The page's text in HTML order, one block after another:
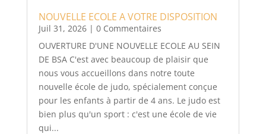
NOUVELLE ECOLE A VOTRE DISPOSITION
Juil 31, 2026| 0 Commentaires
OUVERTURE D'UNE NOUVELLE ECOLE AU SEIN
DE BSA C'est avec beaucoup de plaisir que
nous vous accueillons dans notre toute
nouvelle école de judo, spécialement conçue
pour les enfants à partir de 4 ans. Le judo est
bien plus qu'un sport : c'est une école de vie
qui...